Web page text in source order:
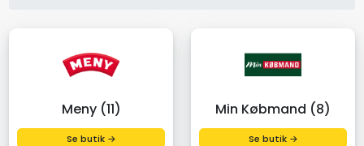
Meny (11)
Se butik →
Min Købmand (8)
Se butik →